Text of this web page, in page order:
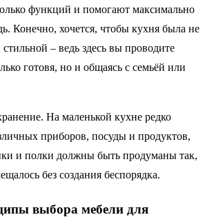
функций и помогают максимально
Конечно, хочется, чтобы кухня была не
– ведь здесь вы проводите
готовя, но и общаясь с семьёй или
На маленькой кухне редко
приборов, посуды и продуктов,
и полки должны быть продуманы так,
без создания беспорядка.
выбора мебели для